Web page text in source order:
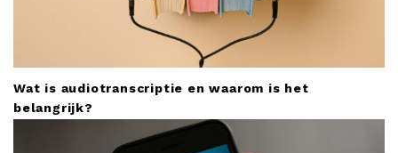
Wat is audiotranscriptie en waarom is het
belangrijk?